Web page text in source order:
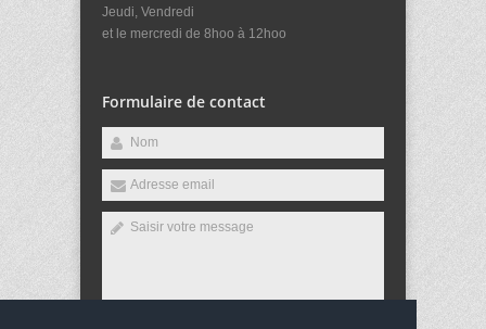
Jeudi, Vendredi
et le mercredi de 8hoo à 12hoo
Formulaire de contact